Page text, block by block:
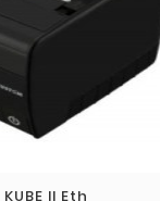
KUBE II Eth